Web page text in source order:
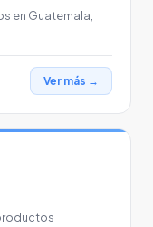
en Guatemala,
Ver más →